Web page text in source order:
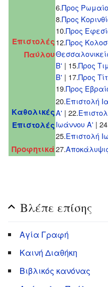
Επιστολές
Παύλου
6.Προς
8.Προς
10.Προς
12.Προς
Β' | 15.Προς
Β' | 17.Προς
19.Προς
Καθολικές
Επιστολές
20.Επιστολή
Α' | 22.
Ιωάννου Α' |
25.Eπιστολή
Προφητικά27.
Βλέπε επίσης
Αγία Γραφή
Καινή Διαθήκη
Βιβλικός κανόνας